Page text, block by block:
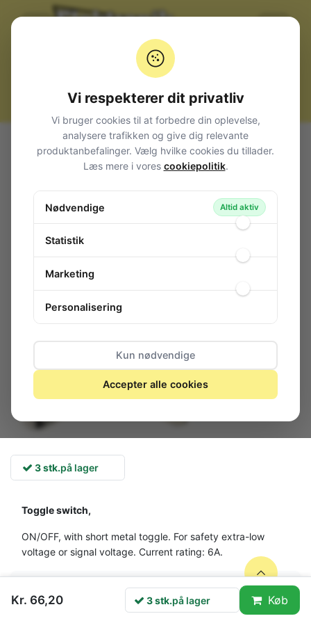
Alle produkter
Afbrydere og omskiftere
Vippe metalknebel (Toggle switch)
Heavy-duty, for Ø12mm hul
Switch 1-pol 6A ON/OFF
Switch 1-pol 6A ON/OFF
3 stk.på lager
Toggle switch,
ON/OFF, with short metal toggle. For safety extra-low
voltage or signal voltage. Current rating: 6A.
Kr. 66,20 3 stk.på lager Køb
Vi respekterer dit privatliv
Vi bruger cookies til at forbedre din oplevelse,
analysere trafikken og give dig relevante
produktanbefalinger. Vælg hvilke cookies du tillader.
Læs mere i vores cookiepolitik.
Nødvendige Altid aktiv
Statistik
Marketing
Personalisering
Kun nødvendige
Accepter alle cookies